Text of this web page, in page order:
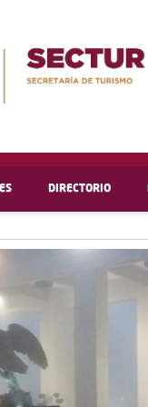
DIRECTORIO